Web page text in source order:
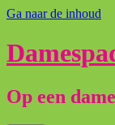
Ga naar de inhoud
Op een